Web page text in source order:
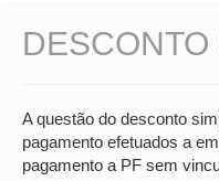
A questão do desconto
pagamento efetuados a
pagamento a PF sem